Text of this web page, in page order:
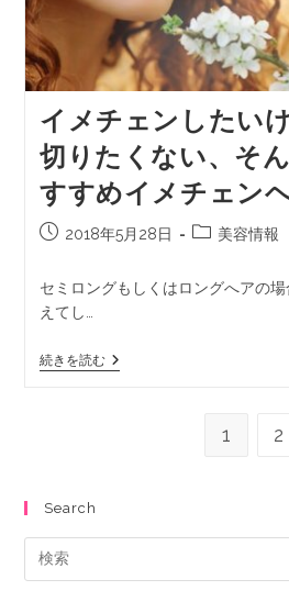
イメチェンしたい
切りたくない、そ
すすめイメチェン
2018年5月28日 美容情報
セミロングもしくはロングへアの
えてし…
続きを読む
1 2
Search